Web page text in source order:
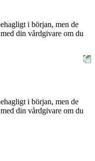
i början, men de
din vårdgivare om du
i början, men de
din vårdgivare om du